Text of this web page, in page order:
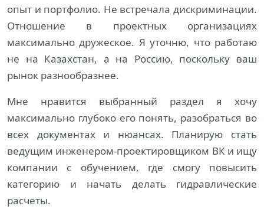
опыт и портфолио. Не встречала дискриминации.
Отношение в проектных организациях
максимально дружеское. Я уточню, что работаю
не на Казахстан, а на Россию, поскольку ваш
рынок разнообразнее.
Мне нравится выбранный раздел я хочу
максимально глубоко его понять, разобраться во
всех документах и нюансах. Планирую стать
ведущим инженером-проектировщиком ВК и ищу
компании с обучением, где смогу повысить
категорию и начать делать гидравлические
расчеты.